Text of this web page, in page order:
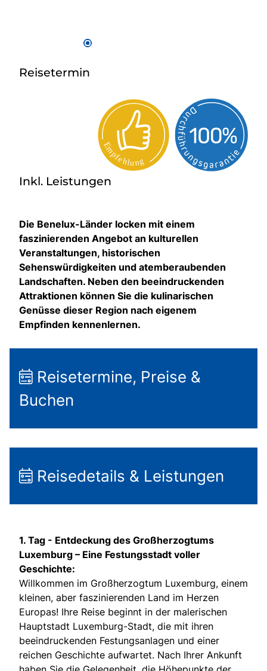
Reisetermin
Inkl. Leistungen
Die Benelux-Länder locken mit einem
faszinierenden Angebot an kulturellen
Veranstaltungen, historischen
Sehenswürdigkeiten und atemberaubenden
Landschaften. Neben den beeindruckenden
Attraktionen können Sie die kulinarischen
Genüsse dieser Region nach eigenem
Empfinden kennenlernen.
Reisetermine, Preise &
Buchen
Reisedetails & Leistungen
1. Tag - Entdeckung des Großherzogtums
Luxemburg – Eine Festungsstadt voller
Geschichte:
Willkommen im Großherzogtum Luxemburg, einem
kleinen, aber faszinierenden Land im Herzen
Europas! Ihre Reise beginnt in der malerischen
Hauptstadt Luxemburg-Stadt, die mit ihren
beeindruckenden Festungsanlagen und einer
reichen Geschichte aufwartet. Nach Ihrer Ankunft